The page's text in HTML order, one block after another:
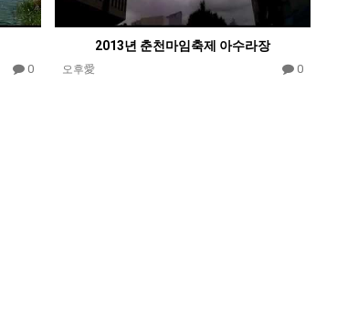
0
2013년 춘천마임축제 아수라장
오후愛 0